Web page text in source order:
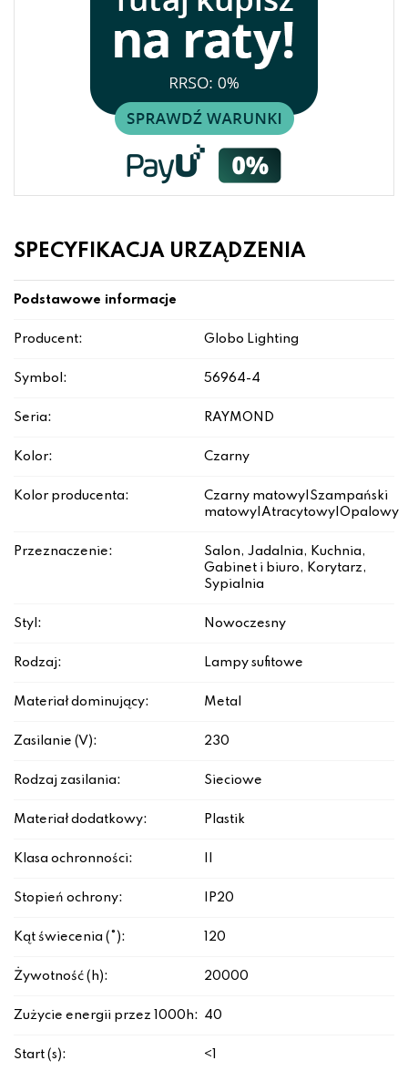
SPECYFIKACJA URZĄDZENIA
Podstawowe informacje
Producent: Globo Lighting
Symbol: 56964-4
Seria: RAYMOND
Kolor: Czarny
Kolor producenta:
Czarny matowy|Szampański
matowy|Atracytowy|Opalowy
Przeznaczenie:
Salon, Jadalnia, Kuchnia,
Gabinet i biuro, Korytarz,
Sypialnia
Styl: Nowoczesny
Rodzaj: Lampy sufitowe
Materiał dominujący: Metal
Zasilanie (V): 230
Rodzaj zasilania: Sieciowe
Materiał dodatkowy: Plastik
Klasa ochronności:
Stopień ochrony: IP20
Kąt świecenia (°): 120
Żywotność (h): 20000
Zużycie energii przez 1000h: 40
Start (s): <1